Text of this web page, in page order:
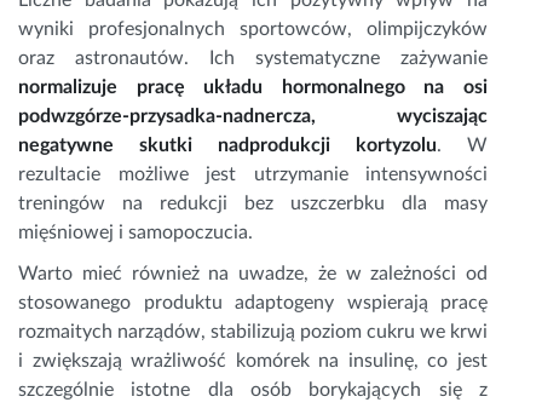
wyniki profesjonalnych sportowców, olimpijczyków
oraz astronautów. Ich systematyczne zażywanie
normalizuje pracę układu hormonalnego na osi
podwzgórze-przysadka-nadnercza, wyciszając
negatywne skutki nadprodukcji kortyzolu. W
rezultacie możliwe jest utrzymanie intensywności
treningów na redukcji bez uszczerbku dla masy
mięśniowej i samopoczucia.
Warto mieć również na uwadze, że w zależności od
stosowanego produktu adaptogeny wspierają pracę
rozmaitych narządów, stabilizują poziom cukru we krwi
i zwiększają wrażliwość komórek na insulinę, co jest
szczególnie istotne dla osób borykających się z